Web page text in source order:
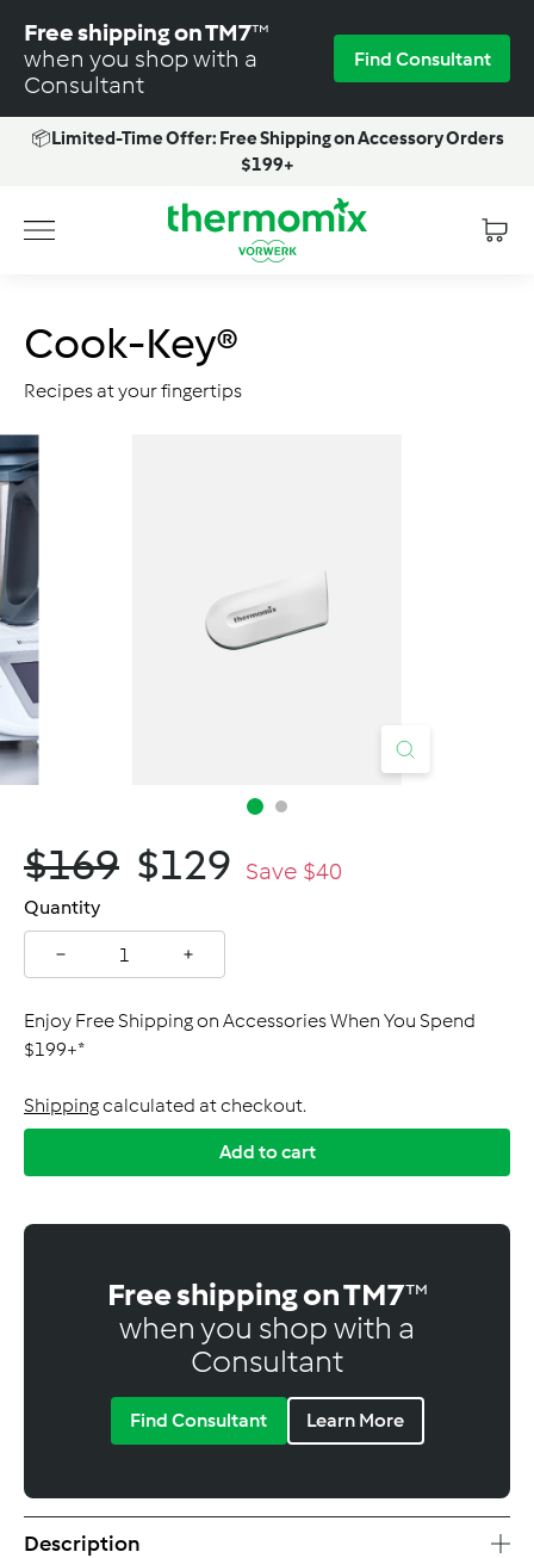
content
Free shipping on TM7™
when you shop with a
Consultant
Find Consultant
Pause
📦Limited-Time Offer: Free Shipping on Accessory Orders
$199+
Site navigation
T
m
o
Cook-Key®
Recipes at your fingertips
Regular
price
$169 $169.00
Sale
price
$129 $129.00
Save $40
Quantity
− +
Enjoy Free Shipping on Accessories When You Spend
$199+*
Shippingcalculated at checkout.
Add to cart
Free shipping on TM7™
when you shop with a
Consultant
Find Consultant Learn More
Description